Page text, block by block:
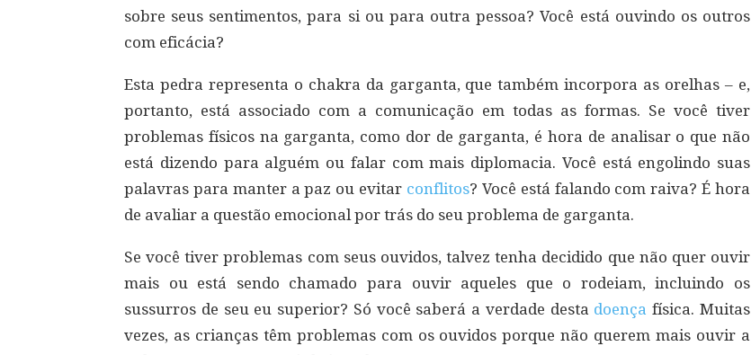
sobre seus sentimentos, para si ou para outra pessoa? Você está ouvindo os outros
com eficácia?
Esta pedra representa o chakra da garganta, que também incorpora as orelhas – e,
portanto, está associado com a comunicação em todas as formas. Se você tiver
problemas físicos na garganta, como dor de garganta, é hora de analisar o que não
está dizendo para alguém ou falar com mais diplomacia. Você está engolindo suas
palavras para manter a paz ou evitar conflitos? Você está falando com raiva? É hora
de avaliar a questão emocional por trás do seu problema de garganta.
Se você tiver problemas com seus ouvidos, talvez tenha decidido que não quer ouvir
mais ou está sendo chamado para ouvir aqueles que o rodeiam, incluindo os
sussurros de seu eu superior? Só você saberá a verdade desta doençafísica. Muitas
vezes, as crianças têm problemas com os ouvidos porque não querem mais ouvir a